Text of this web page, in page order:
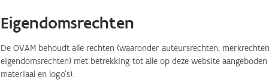
Eigendomsrechten
De OVAM behoudt alle rechten (waaronder auteursrechten,
eigendomsrechten) met betrekking tot alle op deze website
materiaal en logo's).